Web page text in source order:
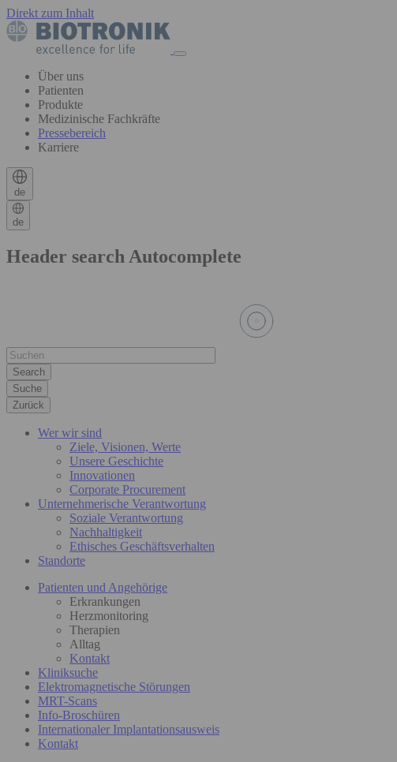
Direkt zum Inhalt
Über uns
Patienten
Produkte
Medizinische Fachkräfte
Pressebereich
Karriere
de
de
Header search Autocomplete
Suche
Zurück
Wer wir sind
Ziele, Visionen, Werte
Unsere Geschichte
Innovationen
Corporate Procurement
Unternehmerische Verantwortung
Soziale Verantwortung
Nachhaltigkeit
Ethisches Geschäftsverhalten
Standorte
Patienten und Angehörige
Erkrankungen
Herzmonitoring
Therapien
Alltag
Kontakt
Kliniksuche
Elektromagnetische Störungen
MRT-Scans
Info-Broschüren
Internationaler Implantationsausweis
Kontakt